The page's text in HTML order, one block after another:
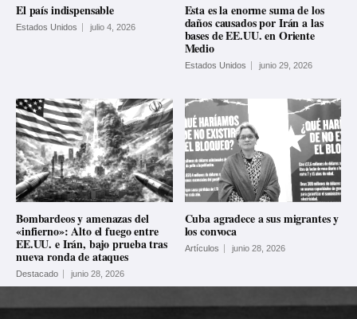
El país indispensable
Estados Unidos julio 4, 2026
Esta es la enorme suma de los
daños causados por Irán a las
bases de EE.UU. en Oriente
Medio
Estados Unidos junio 29, 2026
Bombardeos y amenazas del
«infierno»: Alto el fuego entre
EE.UU. e Irán, bajo prueba tras
nueva ronda de ataques
Destacado junio 28, 2026
Cuba agradece a sus migrantes y
los convoca
Artículos junio 28, 2026